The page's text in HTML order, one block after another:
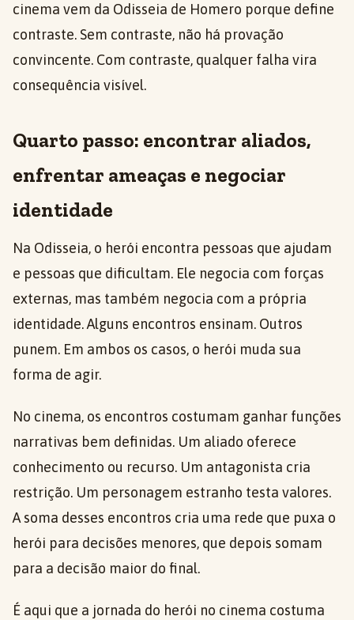
cinema vem da Odisseia de Homero porque define
contraste. Sem contraste, não há provação
convincente. Com contraste, qualquer falha vira
consequência visível.
Quarto passo: encontrar aliados,
enfrentar ameaças e negociar
identidade
Na Odisseia, o herói encontra pessoas que ajudam
e pessoas que dificultam. Ele negocia com forças
externas, mas também negocia com a própria
identidade. Alguns encontros ensinam. Outros
punem. Em ambos os casos, o herói muda sua
forma de agir.
No cinema, os encontros costumam ganhar funções
narrativas bem definidas. Um aliado oferece
conhecimento ou recurso. Um antagonista cria
restrição. Um personagem estranho testa valores.
A soma desses encontros cria uma rede que puxa o
herói para decisões menores, que depois somam
para a decisão maior do final.
É aqui que a jornada do herói no cinema costuma